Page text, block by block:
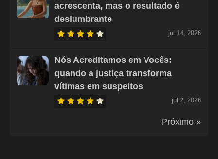
acrescenta, mas o resultado é
deslumbrante
jul 14, 2026
Nós Acreditamos em Vocês:
quando a justiça transforma
vítimas em suspeitos
jul 2, 2026
Próximo »